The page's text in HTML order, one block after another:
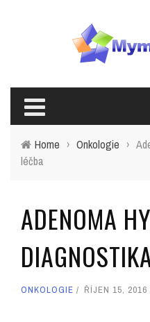
Home › Onkologie ›
léčba
ADENOMA
ONKOLOGIE ŘÍJEN 15, 2016